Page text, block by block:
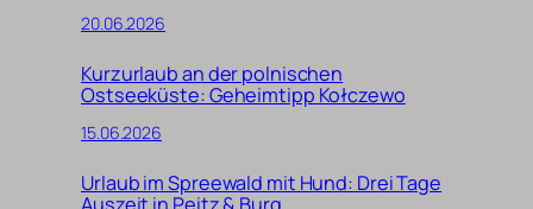
20.06.2026
Kurzurlaub an der polnischen
Ostseeküste: Geheimtipp Kołczewo
15.06.2026
Urlaub im Spreewald mit Hund: Drei Tage